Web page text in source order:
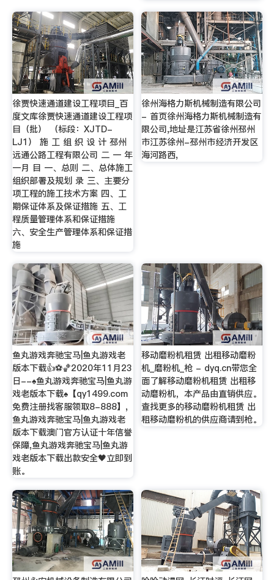
徐贾快速通道建设工程项目_百
度文库徐贾快速通道建设工程项
目（批） （标段：XJTD-
LJ1） 施 工 组 织 设 计 邳州
远通公路工程有限公司 二 一 年
一月 目 一、总则 二、总体施工
组织部署及规划 录 三、主要分
项工程的施工技术方案 四、工
期保证体系及保证措施 五、工
程质量管理体系和保证措施
六、安全生产管理体系和保证措
施
徐州海格力斯机械制造有限公司
- 首页徐州海格力斯机械制造有
限公司,地址是江苏省徐州邳州
市江苏徐州-邳州市经济开发区
海河路西,
鱼丸游戏奔驰宝马|鱼丸游戏老
版本下载👍⚽🏀2020年11月23
日--♠鱼丸游戏奔驰宝马|鱼丸游
戏老版本下载♠【qy1499.com
免费注册找客服领取8-888】,
鱼丸游戏奔驰宝马|鱼丸游戏老
版本下载澳门官方认证十年信誉
保障,鱼丸游戏奔驰宝马|鱼丸游
戏老版本下载出款安全🖤立即到
账。
移动磨粉机租赁 出租移动磨粉
机_磨粉机_枪 - dyq.cn带您全
面了解移动磨粉机租赁 出租移
动磨粉机，本产品由直销供应。
查找更多的移动磨粉机租赁 出
租移动磨粉机的供应商请到枪。